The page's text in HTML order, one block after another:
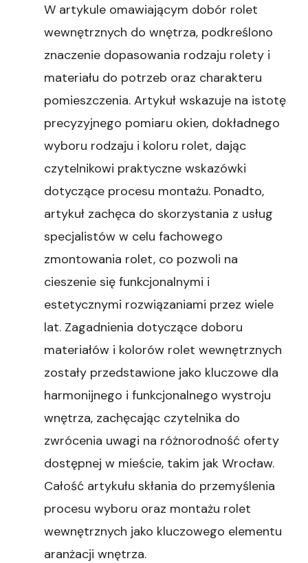
W artykule omawiającym dobór rolet
wewnętrznych do wnętrza, podkreślono
znaczenie dopasowania rodzaju rolety i
materiału do potrzeb oraz charakteru
pomieszczenia. Artykuł wskazuje na istotę
precyzyjnego pomiaru okien, dokładnego
wyboru rodzaju i koloru rolet, dając
czytelnikowi praktyczne wskazówki
dotyczące procesu montażu. Ponadto,
artykuł zachęca do skorzystania z usług
specjalistów w celu fachowego
zmontowania rolet, co pozwoli na
cieszenie się funkcjonalnymi i
estetycznymi rozwiązaniami przez wiele
lat. Zagadnienia dotyczące doboru
materiałów i kolorów rolet wewnętrznych
zostały przedstawione jako kluczowe dla
harmonijnego i funkcjonalnego wystroju
wnętrza, zachęcając czytelnika do
zwrócenia uwagi na różnorodność oferty
dostępnej w mieście, takim jak Wrocław.
Całość artykułu skłania do przemyślenia
procesu wyboru oraz montażu rolet
wewnętrznych jako kluczowego elementu
aranżacji wnętrza.